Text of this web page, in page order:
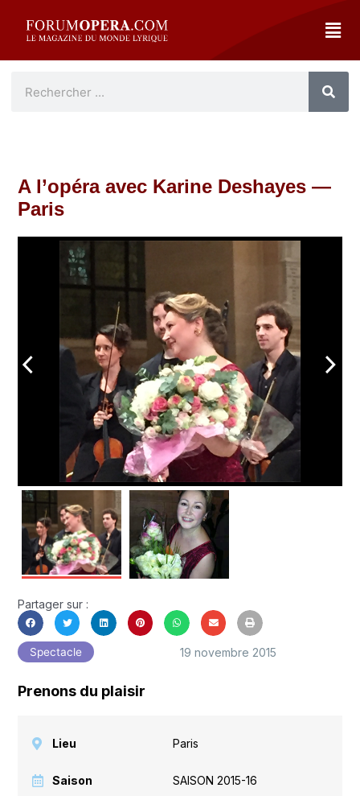
A l’opéra avec Karine Deshayes —
Paris
arrow_back_ios arrow_forward_ios
Partager sur :
Spectacle 19 novembre 2015
Prenons du plaisir
Lieu Paris
Saison SAISON 2015-16